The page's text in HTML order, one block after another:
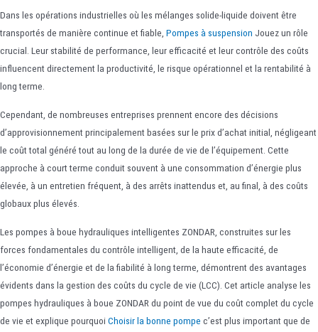
Dans les opérations industrielles où les mélanges solide-liquide doivent être
transportés de manière continue et fiable, Pompes à suspension Jouez un rôle
crucial. Leur stabilité de performance, leur efficacité et leur contrôle des coûts
influencent directement la productivité, le risque opérationnel et la rentabilité à
long terme.
Cependant, de nombreuses entreprises prennent encore des décisions
d’approvisionnement principalement basées sur le prix d’achat initial, négligeant
le coût total généré tout au long de la durée de vie de l’équipement. Cette
approche à court terme conduit souvent à une consommation d’énergie plus
élevée, à un entretien fréquent, à des arrêts inattendus et, au final, à des coûts
globaux plus élevés.
Les pompes à boue hydrauliques intelligentes ZONDAR, construites sur les
forces fondamentales du contrôle intelligent, de la haute efficacité, de
l’économie d’énergie et de la fiabilité à long terme, démontrent des avantages
évidents dans la gestion des coûts du cycle de vie (LCC). Cet article analyse les
pompes hydrauliques à boue ZONDAR du point de vue du coût complet du cycle
de vie et explique pourquoi Choisir la bonne pompe c’est plus important que de